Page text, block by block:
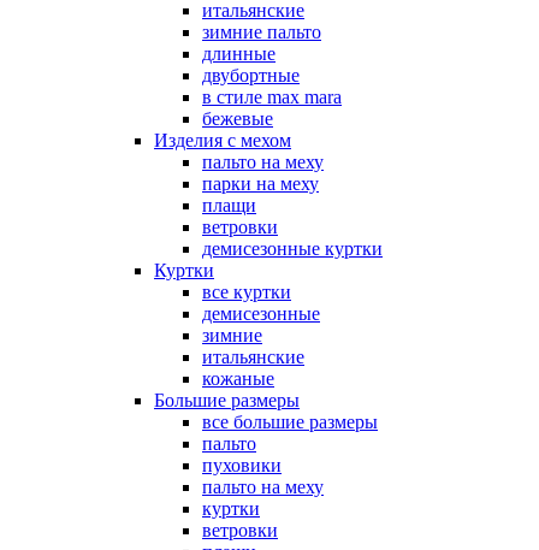
итальянские
зимние пальто
длинные
двубортные
в стиле max mara
бежевые
Изделия с мехом
пальто на меху
парки на меху
плащи
ветровки
демисезонные куртки
Куртки
все куртки
демисезонные
зимние
итальянские
кожаные
Большие размеры
все большие размеры
пальто
пуховики
пальто на меху
куртки
ветровки